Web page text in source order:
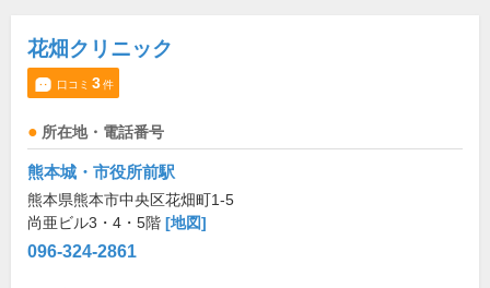
花畑クリニック
口コミ 3件
所在地・電話番号
熊本城・市役所前駅
熊本県熊本市中央区花畑町1-5
尚亜ビル3・4・5階 [地図]
096-324-2861